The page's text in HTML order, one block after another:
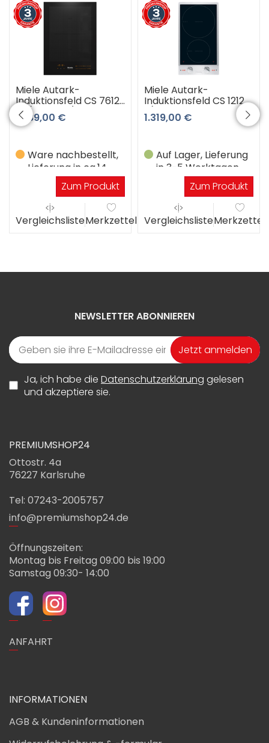
Miele Autark-
Induktionsfeld CS 7612
FL (schwarz) 3 Jahre
Premiumshop
1.389,00 €
Ware nachbestellt,
Lieferung in ca.14
WerktagenZum Produkt
VergleichslisteMerkzettel
Miele Autark-
Induktionsfeld CS 1212-1
I (schwarz-edelstahl)
3 Jahre Premiumshop
1.319,00 €
Auf Lager, Lieferung
in 3-5 Werktagen
Zum Produkt
VergleichslisteMerkzettel
NEWSLETTER ABONNIEREN
Jetzt anmelden
Ja, ich habe die Datenschutzerklärung gelesen
und akzeptiere sie.
PREMIUMSHOP24
Ottostr. 4a
76227 Karlsruhe
Tel: 07243-2005757
info@premiumshop24.de
Öffnungszeiten:
Montag bis Freitag 09:00 bis 19:00
Samstag 09:30- 14:00
ANFAHRT
INFORMATIONEN
AGB & Kundeninformationen